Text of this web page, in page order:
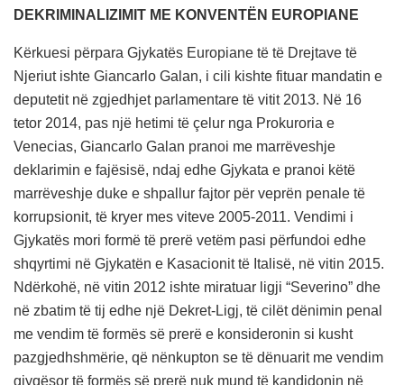
DEKRIMINALIZIMIT ME KONVENTËN EUROPIANE
Kërkuesi përpara Gjykatës Europiane të të Drejtave të
Njeriut ishte Giancarlo Galan, i cili kishte fituar mandatin e
deputetit në zgjedhjet parlamentare të vitit 2013. Në 16
tetor 2014, pas një hetimi të çelur nga Prokuroria e
Venecias, Giancarlo Galan pranoi me marrëveshje
deklarimin e fajësisë, ndaj edhe Gjykata e pranoi këtë
marrëveshje duke e shpallur fajtor për veprën penale të
korrupsionit, të kryer mes viteve 2005-2011. Vendimi i
Gjykatës mori formë të prerë vetëm pasi përfundoi edhe
shqyrtimi në Gjykatën e Kasacionit të Italisë, në vitin 2015.
Ndërkohë, në vitin 2012 ishte miratuar ligji “Severino” dhe
në zbatim të tij edhe një Dekret-Ligj, të cilët dënimin penal
me vendim të formës së prerë e konsideronin si kusht
pazgjedhshmërie, që nënkupton se të dënuarit me vendim
gjyqësor të formës së prerë nuk mund të kandidonin në